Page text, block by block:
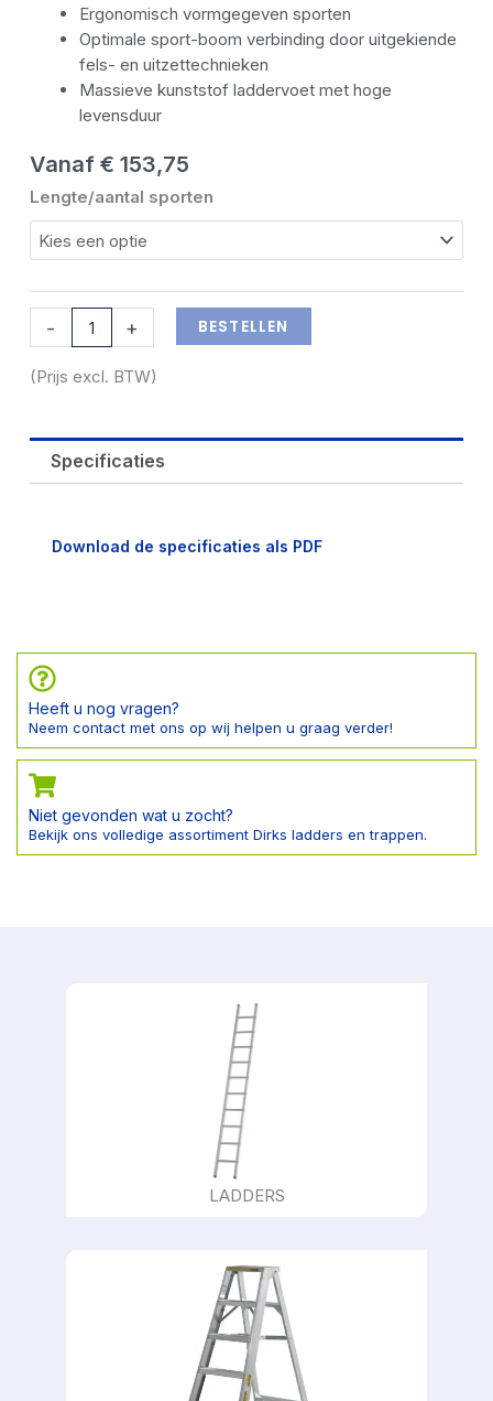
Ergonomisch vormgegeven sporten
Optimale sport-boom verbinding door uitgekiende
fels- en uitzettechnieken
Massieve kunststof laddervoet met hoge
levensduur
Vanaf € 153,75
Lengte/aantal sporten
-
Dirks
enkele
rechte
aantal
+ BESTELLEN
(Prijs excl. BTW)
Specificaties
Download de specificaties als PDF
Heeft u nog vragen?
Neem contact met ons op wij helpen u graag verder!
Niet gevonden wat u zocht?
Bekijk ons volledige assortiment Dirks ladders en trappen.
LADDERS